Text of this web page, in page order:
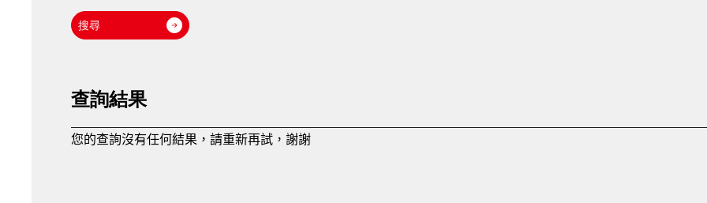
查詢結果
您的查詢沒有任何結果，請重新再試，謝謝